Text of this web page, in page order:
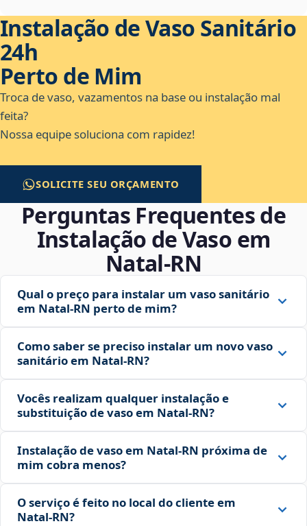
Instalação de Vaso Sanitário
24h
Perto de Mim
Troca de vaso, vazamentos na base ou instalação mal
feita?
Nossa equipe soluciona com rapidez!
SOLICITE SEU ORÇAMENTO
Perguntas Frequentes de
Instalação de Vaso em
Natal‑RN
Qual o preço para instalar um vaso sanitário
em Natal‑RN perto de mim?
Como saber se preciso instalar um novo vaso
sanitário em Natal‑RN?
Vocês realizam qualquer instalação e
substituição de vaso em Natal‑RN?
Instalação de vaso em Natal‑RN próxima de
mim cobra menos?
O serviço é feito no local do cliente em
Natal‑RN?